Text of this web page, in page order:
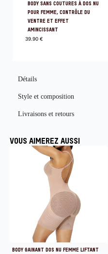
BODY SANS COUTURES À DOS NU
POUR FEMME, CONTRÔLE DU
VENTRE ET EFFET
AMINCISSANT
39.90 €
Détails
Style et composition
Livraisons et retours
VOUS AIMEREZ AUSSI
BODY GAINANT DOS NU FEMME LIFTANT